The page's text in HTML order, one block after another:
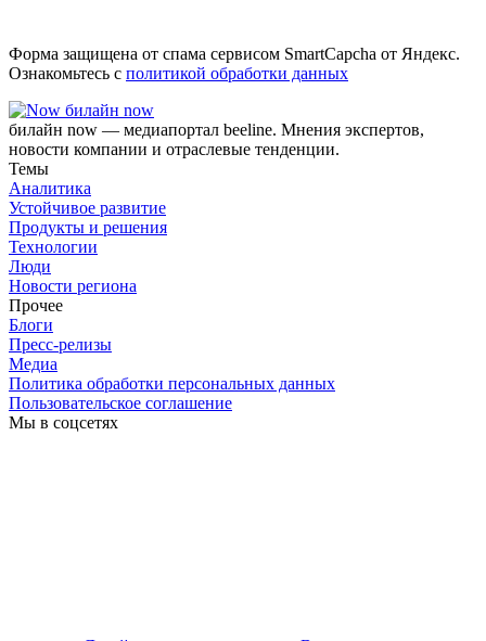
Форма защищена от спама сервисом SmartCapcha от Яндекс.
Ознакомьтесь с политикой обработки данных
билайн now
билайн now — медиапортал beeline. Мнения экспертов,
новости компании и отраслевые тенденции.
Темы
Аналитика
Устойчивое развитие
Продукты и решения
Технологии
Люди
Новости региона
Прочее
Блоги
Пресс-релизы
Медиа
Политика обработки персональных данных
Пользовательское соглашение
Мы в соцсетях